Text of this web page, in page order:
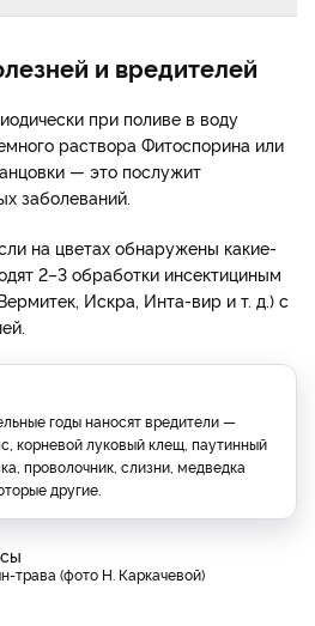
и вредителей
при поливе в воду
раствора Фитоспорина или
— это послужит
заболеваний.
на цветах обнаружены какие-
2–3 обработки инсектициным
Искра, Инта-вир и т. д.) с
годы наносят вредители —
корневой луковый клещ, паутинный
проволочник, слизни, медведка
другие.
трава (фото Н. Каркачевой)